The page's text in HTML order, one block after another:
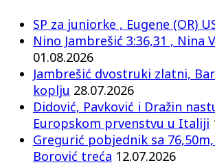
SP za juniorke , Eugene (OR)
Nino Jambrešić 3:36,31 , Nina
01.08.2026
Jambrešić dvostruki zlatni,
koplju 28.07.2026
Didović, Pavković i Dražin
Europskom prvenstvu u Italiji
Gregurić pobjednik sa
Borović treća 12.07.2026